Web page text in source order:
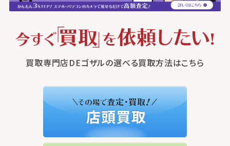
買取専門店DEゴザルの選べる買取方法はこちら